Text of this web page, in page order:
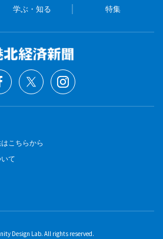
学ぶ・知る 特集
こちらから
て
Design Lab. All rights reserved.